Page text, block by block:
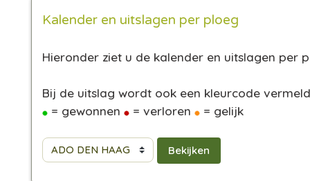
Kalender en uitslagen per ploeg
Hieronder ziet u de kalender en uitslagen per
Bij de uitslag wordt ook een kleurcode
= gewonnen
= verloren = gelijk